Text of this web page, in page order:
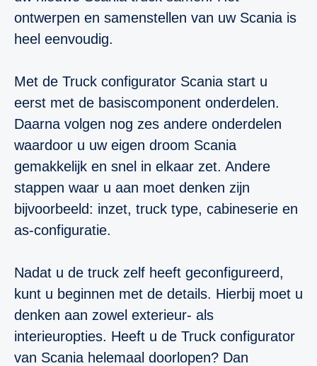
ontwerpen en samenstellen van uw Scania is
heel eenvoudig.
Met de Truck configurator Scania start u
eerst met de basiscomponent onderdelen.
Daarna volgen nog zes andere onderdelen
waardoor u uw eigen droom Scania
gemakkelijk en snel in elkaar zet. Andere
stappen waar u aan moet denken zijn
bijvoorbeeld: inzet, truck type, cabineserie en
as-configuratie.
Nadat u de truck zelf heeft geconfigureerd,
kunt u beginnen met de details. Hierbij moet u
denken aan zowel exterieur- als
interieuropties. Heeft u de Truck configurator
van Scania helemaal doorlopen? Dan